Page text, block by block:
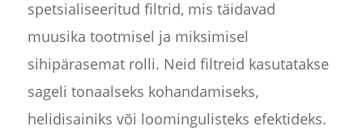
spetsialiseeritud filtrid, mis täidavad
muusika tootmisel ja miksimisel
sihipärasemat rolli. Neid filtreid kasutatakse
sageli tonaalseks kohandamiseks,
helidisainiks või loomingulisteks efektideks.